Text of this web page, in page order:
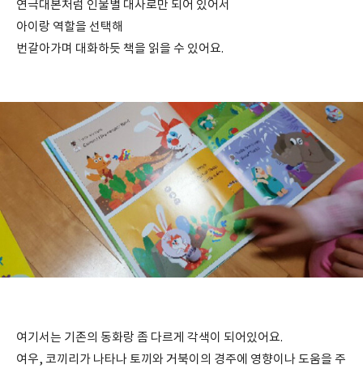
연극대본처럼 인물별 대사로만 되어 있어서
아이랑 역할을 선택해
번갈아가며 대화하듯 책을 읽을 수 있어요.
여기서는 기존의 동화랑 좀 다르게 각색이 되어있어요.
여우, 코끼리가 나타나 토끼와 거북이의 경주에 영향이나 도움을 주